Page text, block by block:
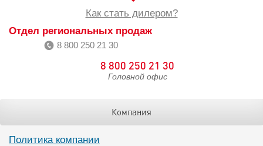
Как стать дилером?
Отдел региональных продаж
8 800 250 21 30
8 800 250 21 30
Головной офис
Компания
Политика компании